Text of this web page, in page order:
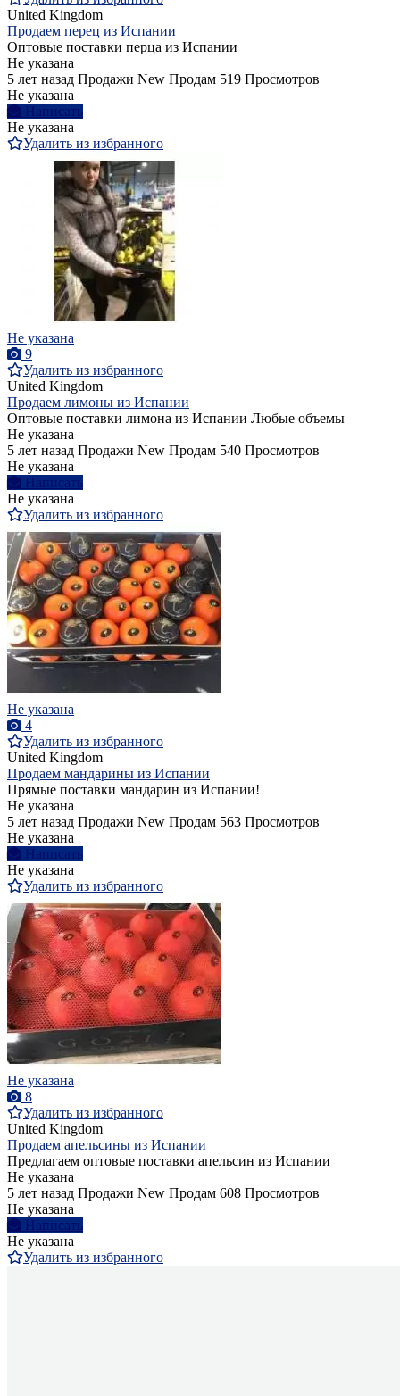
United Kingdom
Продаем перец из Испании
Оптовые поставки перца из Испании
Не указана
5 лет назад Продажи New Продам 519 Просмотров
Не указана
Написать
Не указана
Удалить из избранного
Не указана
9
Удалить из избранного
United Kingdom
Продаем лимоны из Испании
Оптовые поставки лимона из Испании Любые объемы
Не указана
5 лет назад Продажи New Продам 540 Просмотров
Не указана
Написать
Не указана
Удалить из избранного
Не указана
4
Удалить из избранного
United Kingdom
Продаем мандарины из Испании
Прямые поставки мандарин из Испании!
Не указана
5 лет назад Продажи New Продам 563 Просмотров
Не указана
Написать
Не указана
Удалить из избранного
Не указана
8
Удалить из избранного
United Kingdom
Продаем апельсины из Испании
Предлагаем оптовые поставки апельсин из Испании
Не указана
5 лет назад Продажи New Продам 608 Просмотров
Не указана
Написать
Не указана
Удалить из избранного